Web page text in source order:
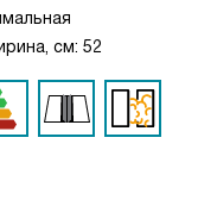
см: 52